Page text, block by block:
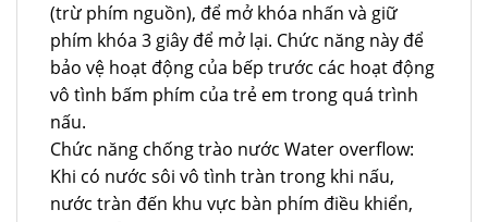
(trừ phím nguồn), để mở khóa nhấn và giữ
phím khóa 3 giây để mở lại. Chức năng này để
bảo vệ hoạt động của bếp trước các hoạt động
vô tình bấm phím của trẻ em trong quá trình
nấu.
Chức năng chống trào nước Water overflow:
Khi có nước sôi vô tình tràn trong khi nấu,
nước tràn đến khu vực bàn phím điều khiển,